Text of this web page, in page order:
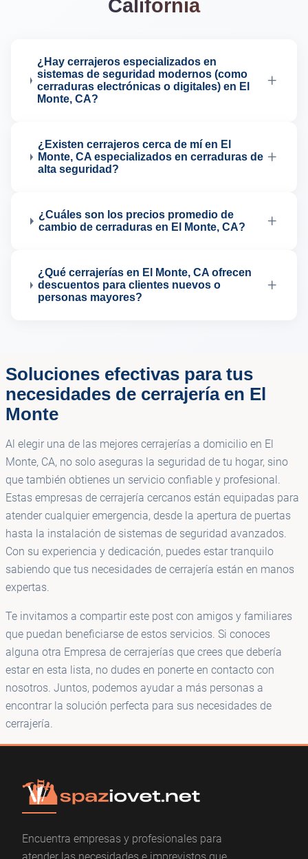
California
¿Hay cerrajeros especializados en
sistemas de seguridad modernos (como
cerraduras electrónicas o digitales) en El
Monte, CA?
+
¿Existen cerrajeros cerca de mí en El
Monte, CA especializados en cerraduras de
alta seguridad?
+
¿Cuáles son los precios promedio de
cambio de cerraduras en El Monte, CA?
+
¿Qué cerrajerías en El Monte, CA ofrecen
descuentos para clientes nuevos o
personas mayores?
+
Soluciones efectivas para tus
necesidades de cerrajería en El
Monte
Al elegir una de las mejores cerrajerías a domicilio en El
Monte, CA, no solo aseguras la seguridad de tu hogar, sino
que también obtienes un servicio confiable y profesional.
Estas empresas de cerrajería cercanos están equipadas para
atender cualquier emergencia, desde la apertura de puertas
hasta la instalación de sistemas de seguridad avanzados.
Con su experiencia y dedicación, puedes estar tranquilo
sabiendo que tus necesidades de cerrajería están en manos
expertas.
Te invitamos a compartir este post con amigos y familiares
que puedan beneficiarse de estos servicios. Si conoces
alguna otra Empresa de cerrajerías que crees que debería
estar en esta lista, no dudes en ponerte en contacto con
nosotros. Juntos, podemos ayudar a más personas a
encontrar la solución perfecta para sus necesidades de
cerrajería.
Encuentra empresas y profesionales para